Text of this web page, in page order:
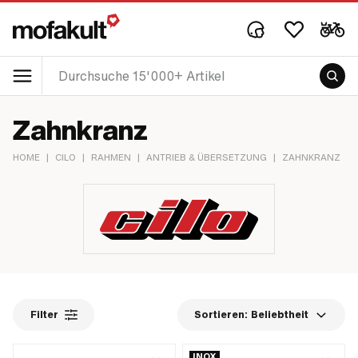
Zahnkranz
HOME | CILO | RAHMEN | ANTRIEB & ÜBERSETZUNG | ZAHNKRANZ
Filter Sortieren: Beliebtheit